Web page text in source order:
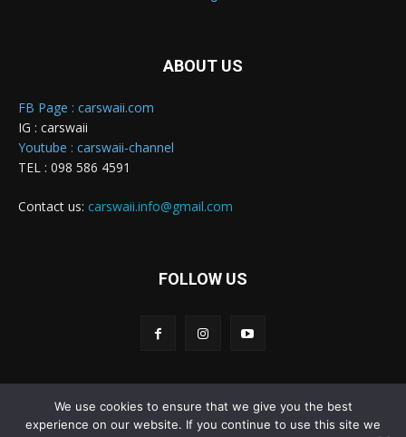
ABOUT US
FB Page : carswaii.com
IG : carswaii
Youtube : carswaii-channel
TEL : 098 586 4591
Contact us: carswaii.info@gmail.com
FOLLOW US
Carswaii © Copyright All right reserved
We use cookies to ensure that we give you the best
experience on our website. If you continue to use this site we